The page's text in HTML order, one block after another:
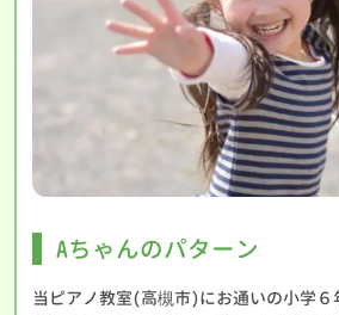
Aちゃんのパターン
当ピアノ教室(高槻市)にお通いの小学６